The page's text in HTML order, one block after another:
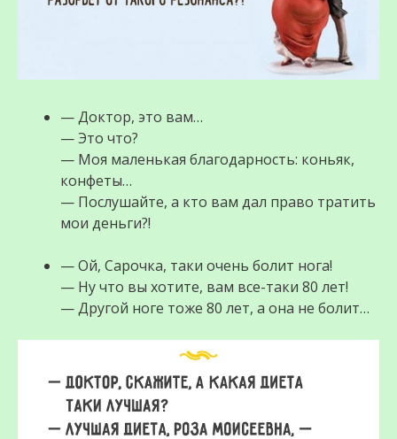
— Доктор, это вам…
— Это что?
— Моя маленькая благодарность: коньяк,
конфеты…
— Послушайте, а кто вам дал право тратить
мои деньги?!
— Ой, Сарочка, таки очень болит нога!
— Ну что вы хотите, вам все-таки 80 лет!
— Другой ноге тоже 80 лет, а она не болит…